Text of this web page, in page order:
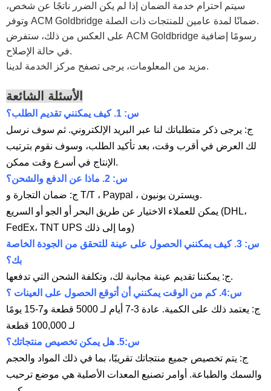
سيتم احترام خدمة الضمان إذا لم يكن الضرر ناتجًا عن شخص،
وتوفر ACM Goldbridge ضمانًا لمدة عامين للمنتجات ذات الصلة.
على العكس من ذلك، ستفرض ACM Goldbridge رسومًا إضافية
في حالة الإصلاح.
مزيد من المعلومات، يرجى تصفح مركز الخدمة لدينا.
الأسئلة الشائعة
س: 1. كيف يمكنني تقديم الطلب؟
ج: يرجى ذكر متطلباتك لنا عبر البريد الإلكتروني. ثم سوف نرسل
لك العرض في أقرب وقت، بعد تأكيد الطلب، وسوف نقوم بترتيب
الإنتاج في أسرع وقت ممكن.
س: 2. ماذا عن الدفع والشحن؟
ج: ضمان التجارة و T/T ، Paypal ، ويسترن يونيون.
يمكن للعملاء الاختيار عن طريق البحر أو الجو أو السريع (DHL،
FedEx، TNT UPS وما إلى ذلك)
س: 3. كيف يمكنني الحصول على عينة للتحقق من الجودة الخاصة
بك؟
ج: يمكننا تقديم عينة مجانية لك، وتكلفة الشحن التي تدفعها.
س:4. كم من الوقت يمكنني أن أتوقع الحصول على العينات ؟
ج: يعتمد ذلك على الكمية. عادة 3-7 أيام لـ 5000 قطعة و7-15 يومًا
لـ 100,000 قطعة
س:5. هل يمكن تخصيص منتجاتك؟
ج: يتم تخصيص جميع منتجاتك تقريبًا، بما في ذلك المواد والحجم
والسمك والطباعة. أوامر تصنيع المعدات الأصلية هي موضع ترحيب